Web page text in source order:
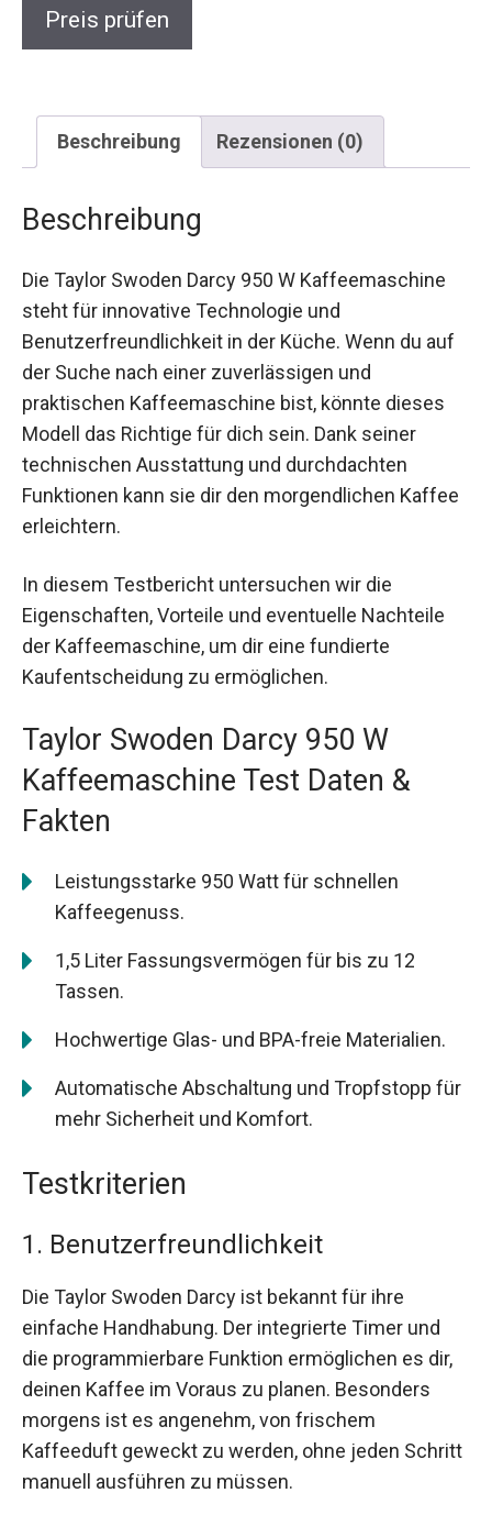
Preis prüfen
Beschreibung Rezensionen (0)
Beschreibung
Die Taylor Swoden Darcy 950 W Kaffeemaschine
steht für innovative Technologie und
Benutzerfreundlichkeit in der Küche. Wenn du auf
der Suche nach einer zuverlässigen und
praktischen Kaffeemaschine bist, könnte dieses
Modell das Richtige für dich sein. Dank seiner
technischen Ausstattung und durchdachten
Funktionen kann sie dir den morgendlichen Kaffee
erleichtern.
In diesem Testbericht untersuchen wir die
Eigenschaften, Vorteile und eventuelle Nachteile
der Kaffeemaschine, um dir eine fundierte
Kaufentscheidung zu ermöglichen.
Taylor Swoden Darcy 950 W
Kaffeemaschine Test Daten &
Fakten
Leistungsstarke 950 Watt für schnellen
Kaffeegenuss.
1,5 Liter Fassungsvermögen für bis zu 12
Tassen.
Hochwertige Glas- und BPA-freie Materialien.
Automatische Abschaltung und Tropfstopp für
mehr Sicherheit und Komfort.
Testkriterien
1. Benutzerfreundlichkeit
Die Taylor Swoden Darcy ist bekannt für ihre
einfache Handhabung. Der integrierte Timer und
die programmierbare Funktion ermöglichen es dir,
deinen Kaffee im Voraus zu planen. Besonders
morgens ist es angenehm, von frischem
Kaffeeduft geweckt zu werden, ohne jeden Schritt
manuell ausführen zu müssen.